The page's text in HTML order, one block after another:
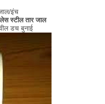
इंच
स्टील तार जाल
डच बुनाई